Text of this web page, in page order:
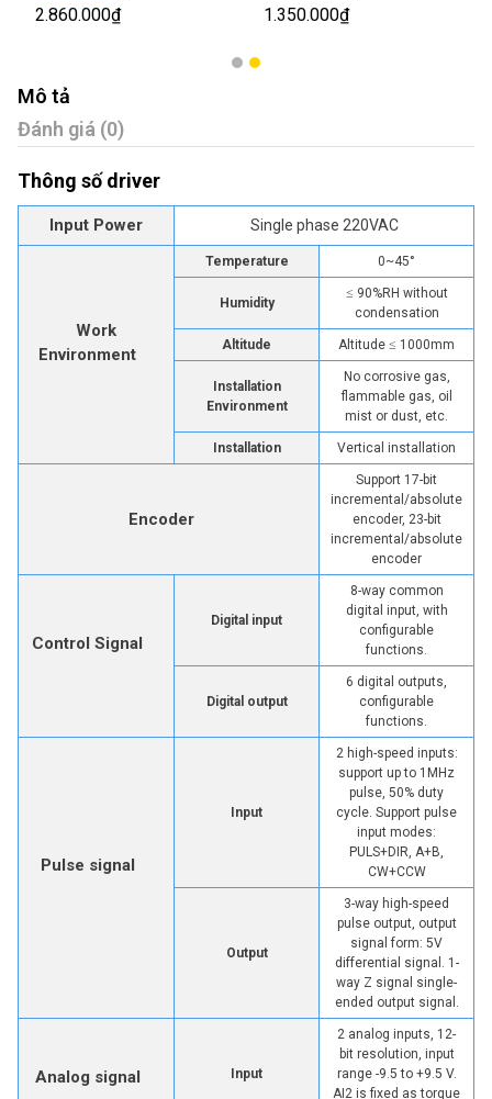
2.860.000₫ 1.350.000₫
Mô tả
Đánh giá (0)
Thông số driver
Input Power Single phase 220VAC
Work
Environment
Temperature 0~45°
Humidity
≤ 90%RH without
condensation
Altitude Altitude ≤ 1000mm
Installation
Environment
No corrosive gas,
flammable gas, oil
mist or dust, etc.
Installation Vertical installation
Encoder
Support 17-bit
incremental/absolute
encoder, 23-bit
incremental/absolute
encoder
Control Signal
Digital input
8-way common
digital input, with
configurable
functions.
Digital output
6 digital outputs,
configurable
functions.
Pulse signal
Input
2 high-speed inputs:
support up to 1MHz
pulse, 50% duty
cycle. Support pulse
input modes:
PULS+DIR, A+B,
CW+CCW
Output
3-way high-speed
pulse output, output
signal form: 5V
differential signal. 1-
way Z signal single-
ended output signal.
Analog signal Input
2 analog inputs, 12-
bit resolution, input
range -9.5 to +9.5 V.
AI2 is fixed as torque